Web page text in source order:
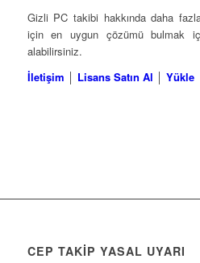
Gizli PC takibi hakkında daha
için en uygun çözümü bulmak
alabilirsiniz.
İletişim │ Lisans Satın Al │ Yükle
CEP TAKİP YASAL UYARI